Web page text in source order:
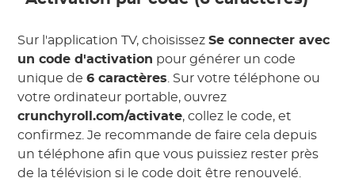
Sur l'application TV, choisissezSe connecter avec
un code d'activation pour générer un code
unique de6 caractères . Sur votre téléphone ou
votre ordinateur portable, ouvrez
crunchyroll.com/activate, collez le code, et
confirmez. Je recommande de faire cela depuis
un téléphone afin que vous puissiez rester près
de la télévision si le code doit être renouvelé.